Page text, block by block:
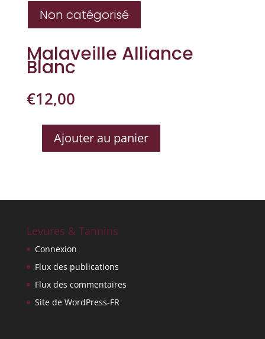
Non catégorisé
Malaveille Alliance
Blanc
€12,00
QUANTITÉ
BLANC
Ajouter au panier
Levures & Tannins
Connexion
Flux des publications
Flux des commentaires
Site de WordPress-FR